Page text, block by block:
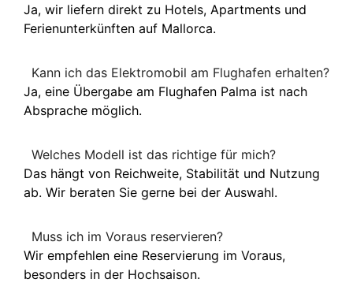
Ja, wir liefern direkt zu Hotels, Apartments und
Ferienunterkünften auf Mallorca.
Kann ich das Elektromobil am Flughafen erhalten?
Ja, eine Übergabe am Flughafen Palma ist nach
Absprache möglich.
Welches Modell ist das richtige für mich?
Das hängt von Reichweite, Stabilität und Nutzung
ab. Wir beraten Sie gerne bei der Auswahl.
Muss ich im Voraus reservieren?
Wir empfehlen eine Reservierung im Voraus,
besonders in der Hochsaison.